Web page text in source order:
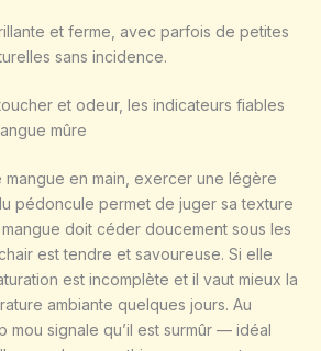
et ferme, avec parfois de petites
sans incidence.
et odeur, les indicateurs fiables
mûre
mangue en main, exercer une légère
pédoncule permet de juger sa texture
doit céder doucement sous les
est tendre et savoureuse. Si elle
est incomplète et il vaut mieux la
ambiante quelques jours. Au
mou signale qu’il est surmûr — idéal